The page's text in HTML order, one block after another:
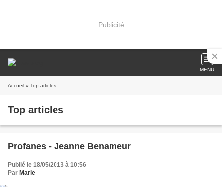
Publicité
MENU
Accueil » Top articles
Top articles
Profanes - Jeanne Benameur
Publié le 18/05/2013 à 10:56
Par Marie